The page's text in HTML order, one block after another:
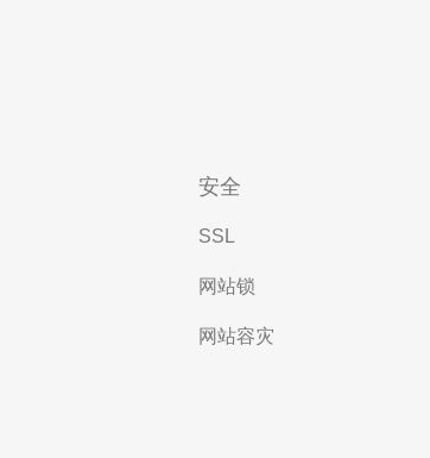
安全
SSL
网站锁
网站容灾